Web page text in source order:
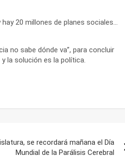
20 millones de planes sociales…
no sabe dónde va”, para concluir
la solución es la política.
se recordará mañana el Día
Mundial de la Parálisis Cerebral